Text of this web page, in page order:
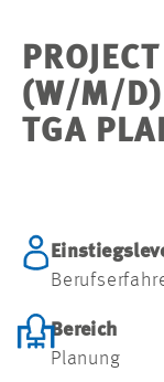
(W/M/D)
TGA
Bereich
Planung